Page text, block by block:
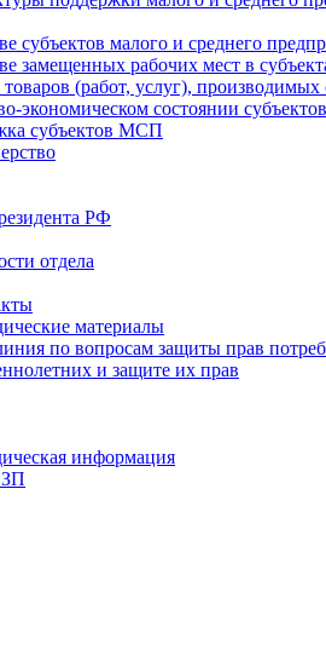
субъектов малого и среднего
замещенных рабочих мест в
(работ, услуг),
экономическом состоянии
субъектов МСП
РФ
отдела
материалы
по вопросам защиты прав
и защите их прав
информация